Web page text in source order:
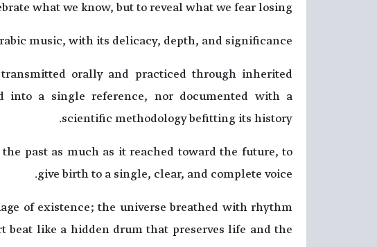
what we know, but to reveal what we fear losing.
music, with its delicacy, depth, and significance
orally and practiced through inherited
into a single reference, nor documented with a
scientific methodology befitting its history.
past as much as it reached toward the future, to
give birth to a single, clear, and complete voice.
of existence; the universe breathed with rhythm
beat like a hidden drum that preserves life and the